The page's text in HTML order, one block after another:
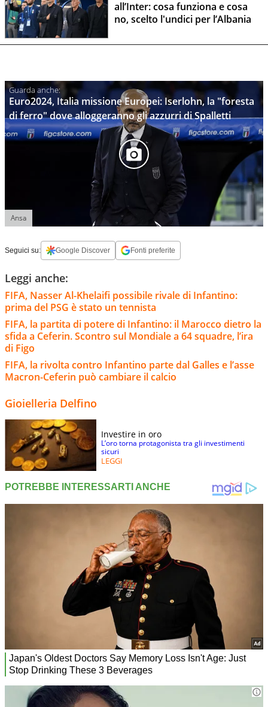
all’Inter: cosa funziona e cosa
no, scelto l'undici per l’Albania
Euro2024, Italia missione Europei: Iserlohn, la "foresta
di ferro" dove alloggeranno gli azzurri di Spalletti
Ansa
Seguici su: Google Discover Fonti preferite
Leggi anche:
FIFA, Nasser Al-Khelaifi possibile rivale di Infantino:
prima del PSG è stato un tennista
FIFA, la partita di potere di Infantino: il Marocco dietro la
sfida a Ceferin. Scontro sul Mondiale a 64 squadre, l’ira
di Figo
FIFA, la rivolta contro Infantino parte dal Galles e l’asse
Macron-Ceferin può cambiare il calcio
Gioielleria Delfino
Investire in oro
L’oro torna protagonista tra gli investimenti
sicuri
LEGGI